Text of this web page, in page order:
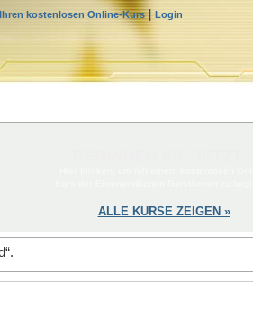
kostenlosen Online-Kurs | Login
ALLE KURSE ZEIGEN »